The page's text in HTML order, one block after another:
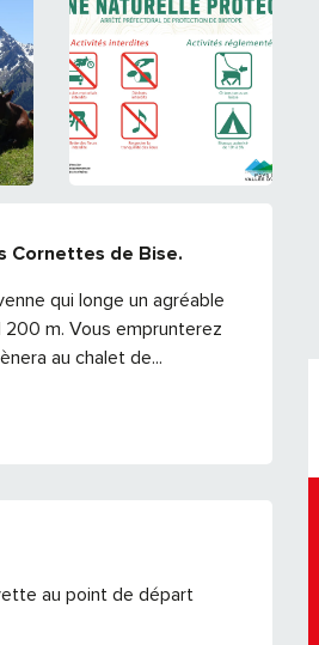
Cornettes de Bise.
qui longe un agréable
200 m. Vous emprunterez
au chalet de...
au point de départ